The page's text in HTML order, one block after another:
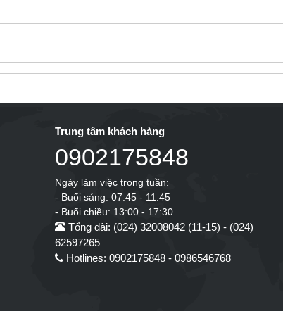
Trung tâm khách hàng
0902175848
Ngày làm việc trong tuần:
- Buổi sáng: 07:45 - 11:45
- Buổi chiều: 13:00 - 17:30
Tổng đài: (024) 32008042 (11-15) - (024)
62597265
Hotlines: 0902175848 - 0986546768